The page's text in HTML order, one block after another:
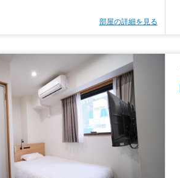
部屋の詳細を見る